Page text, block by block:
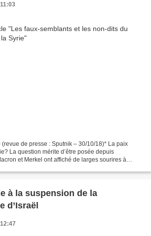
de presse : Sputnik – 30/10/18)* La paix
La question mérite d’être posée depuis
et Merkel ont affiché de larges sourires à
à la suspension de la
d’Israël